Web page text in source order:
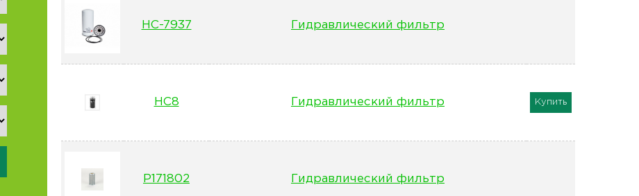
HC-7937 Гидравлический фильтр
HC8 Гидравлический фильтр Купить
P171802 Гидравлический фильтр